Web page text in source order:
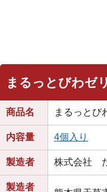
まるっとびわゼ
商品名 まるっとび
内容量 4個入り
製造者 株式会社
製造者